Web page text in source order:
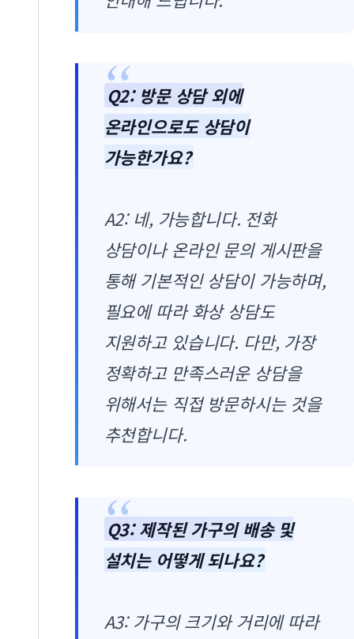
Q2: 방문 상담 외에
온라인으로도 상담이
가능한가요?
A2: 네, 가능합니다. 전화
상담이나 온라인 문의 게시판을
통해 기본적인 상담이 가능하며,
필요에 따라 화상 상담도
지원하고 있습니다. 다만, 가장
정확하고 만족스러운 상담을
위해서는 직접 방문하시는 것을
추천합니다.
Q3: 제작된 가구의 배송 및
설치는 어떻게 되나요?
A3: 가구의 크기와 거리에 따라